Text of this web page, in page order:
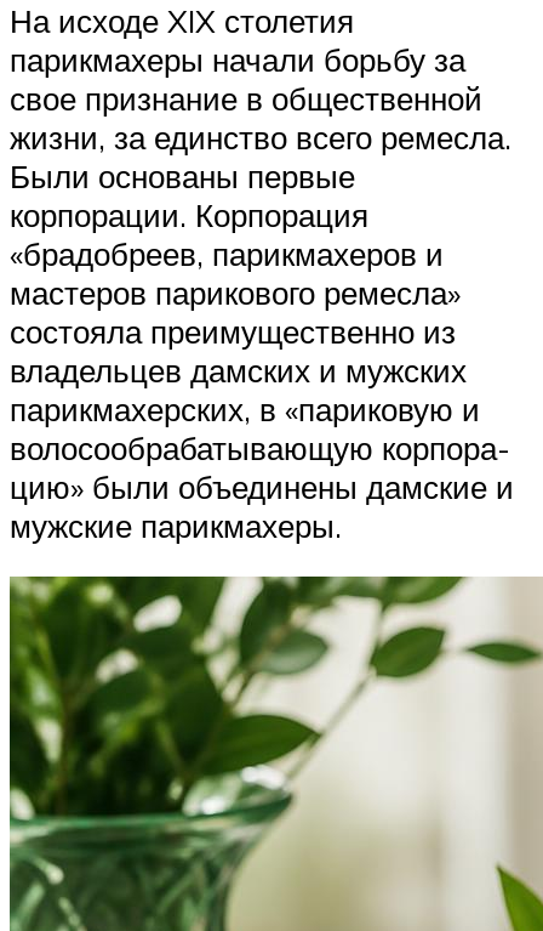
На исходе XIX столетия
парикмахеры начали борьбу за
свое признание в общественной
жизни, за единство всего ремесла.
Были основаны первые
корпорации. Корпорация
«брадобреев, парикмахеров и
мастеров парикового ремесла»
состояла преимущественно из
владельцев дамских и мужских
парикмахерских, в «париковую и
волосообрабатывающую корпора-
цию» были объединены дамские и
мужские парикмахеры.